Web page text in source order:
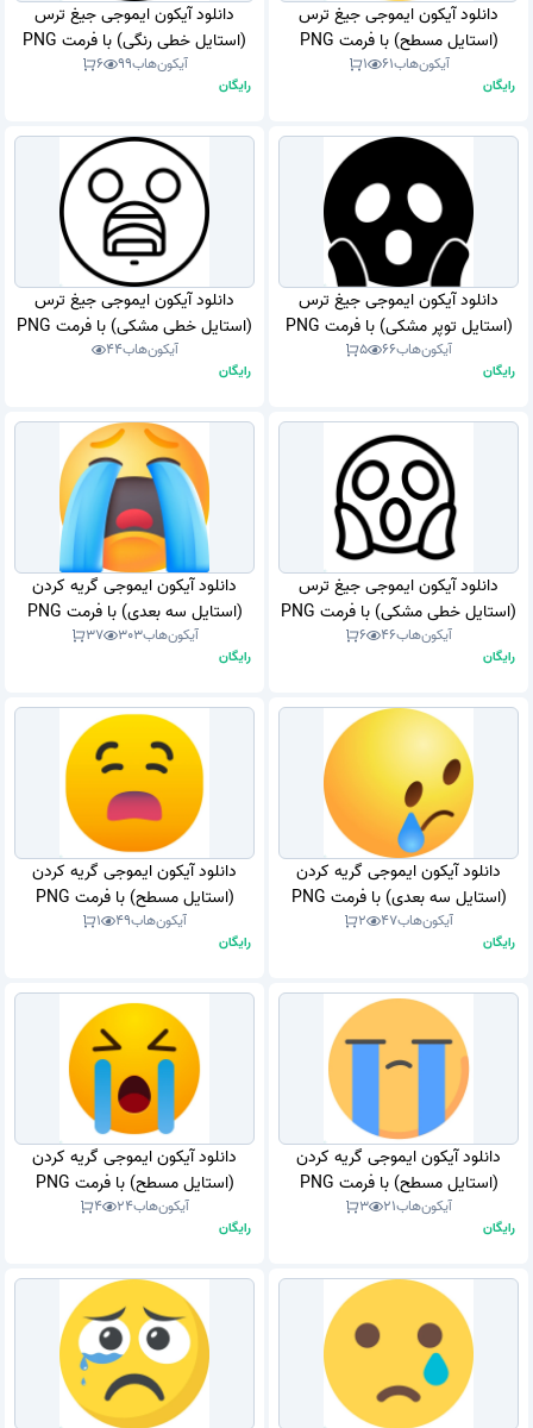
دانلود آیکون ایموجی جیغ ترس
(استایل مسطح) با فرمت PNG
آیکون‌هاب61
1
رایگان
دانلود آیکون ایموجی جیغ ترس
(استایل خطی رنگی) با فرمت PNG
آیکون‌هاب99
6
رایگان
دانلود آیکون ایموجی جیغ ترس
(استایل توپر مشکی) با فرمت PNG
آیکون‌هاب66
5
رایگان
دانلود آیکون ایموجی جیغ ترس
(استایل خطی مشکی) با فرمت PNG
آیکون‌هاب44
رایگان
دانلود آیکون ایموجی جیغ ترس
(استایل خطی مشکی) با فرمت PNG
آیکون‌هاب46
6
رایگان
دانلود آیکون ایموجی گریه کردن
(استایل سه بعدی) با فرمت PNG
آیکون‌هاب303
37
رایگان
دانلود آیکون ایموجی گریه کردن
(استایل سه بعدی) با فرمت PNG
آیکون‌هاب47
2
رایگان
دانلود آیکون ایموجی گریه کردن
(استایل مسطح) با فرمت PNG
آیکون‌هاب49
1
رایگان
دانلود آیکون ایموجی گریه کردن
(استایل مسطح) با فرمت PNG
آیکون‌هاب21
3
رایگان
دانلود آیکون ایموجی گریه کردن
(استایل مسطح) با فرمت PNG
آیکون‌هاب24
4
رایگان